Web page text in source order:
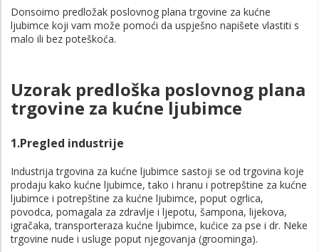
Donsoimo predložak poslovnog plana trgovine za kućne
ljubimce koji vam može pomoći da uspješno napišete vlastiti s
malo ili bez poteškoća.
Uzorak predloška poslovnog plana
trgovine za kućne ljubimce
1.Pregled industrije
Industrija trgovina za kućne ljubimce sastoji se od trgovina koje
prodaju kako kućne ljubimce, tako i hranu i potrepštine za kućne
ljubimce i potrepštine za kućne ljubimce, poput ogrlica,
povodca, pomagala za zdravlje i ljepotu, šampona, lijekova,
igračaka, transporteraza kućne ljubimce, kućice za pse i dr. Neke
trgovine nude i usluge poput njegovanja (groominga).